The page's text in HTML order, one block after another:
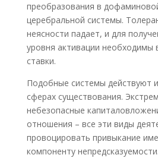
преобразования в
церебральной системы.
неясности падает, и для
уровня активации необходимы
ставки.
Подобные системы действуют
сферах существования.
небезопасные
отношения – все эти виды
провоцировать привыкание
компоненту непредсказуемости.